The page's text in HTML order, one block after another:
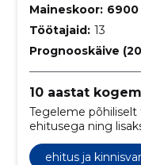
Maineskoor: 6900
Töötajaid: 13
Prognooskäive
10 aastat
Tegeleme põhiliselt
ehitusega ning
kaeve- ja
ehitus ja